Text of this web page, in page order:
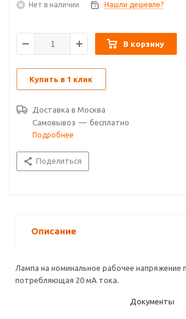
Нет в наличии Нашли дешевле?
В корзину
Купить в 1 клик
Доставка в Москва
Самовывоз — бесплатно
Подробнее
Поделиться
Описание
Лампа на номинальное рабочее напряжение
потребляющая 20 мА тока.
Документы